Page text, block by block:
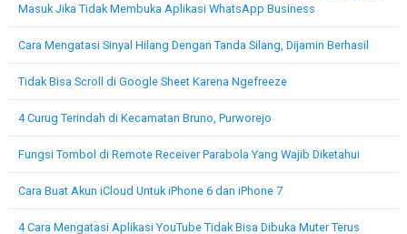
Masuk Jika Tidak Membuka Aplikasi WhatsApp Business
Cara Mengatasi Sinyal Hilang Dengan Tanda Silang, Dijamin Berhasil
Tidak Bisa Scroll di Google Sheet Karena Ngefreeze
4 Curug Terindah di Kecamatan Bruno, Purworejo
Fungsi Tombol di Remote Receiver Parabola Yang Wajib Diketahui
Cara Buat Akun iCloud Untuk iPhone 6 dan iPhone 7
4 Cara Mengatasi Aplikasi YouTube Tidak Bisa Dibuka Muter Terus